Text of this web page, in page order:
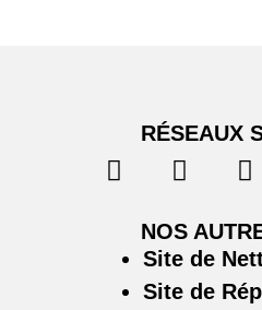
RÉSEAUX
NOS
Site de
Site de